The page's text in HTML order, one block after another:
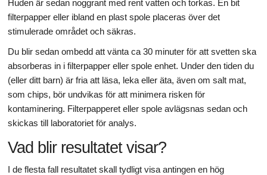
Huden är sedan noggrant med rent vatten och torkas. En bit
filterpapper eller ibland en plast spole placeras över det
stimulerade området och säkras.
Du blir sedan ombedd att vänta ca 30 minuter för att svetten ska
absorberas in i filterpapper eller spole enhet. Under den tiden du
(eller ditt barn) är fria att läsa, leka eller äta, även om salt mat,
som chips, bör undvikas för att minimera risken för
kontaminering. Filterpapperet eller spole avlägsnas sedan och
skickas till laboratoriet för analys.
Vad blir resultatet visar?
I de flesta fall resultatet skall tydligt visa antingen en hög